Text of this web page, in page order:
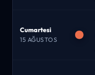
Cumartesi
15 AĞUSTOS